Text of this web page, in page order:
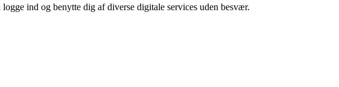
ind og benytte dig af diverse digitale services uden besvær.